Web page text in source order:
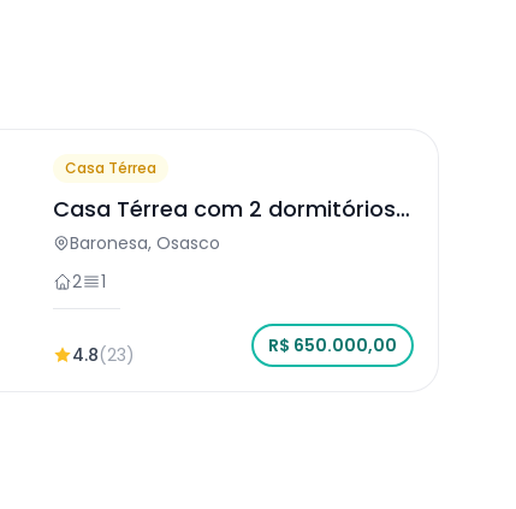
Casa Térrea
Casa Térrea com 2 dormitórios
em Osasco
Baronesa, Osasco
2
1
4.8(23) R$ 650.000,00